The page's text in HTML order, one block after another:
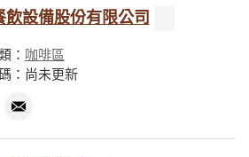
飲設備股份有限公司
： 咖啡區
：尚未更新